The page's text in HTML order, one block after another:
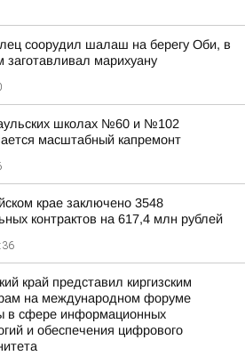
соорудил шалаш на берегу Оби, в
заготавливал марихуану
школах №60 и №102
масштабный капремонт
крае заключено 3548
контрактов на 617,4 млн рублей
край представил киргизским
на международном форуме
в сфере информационных
и обеспечения цифрового